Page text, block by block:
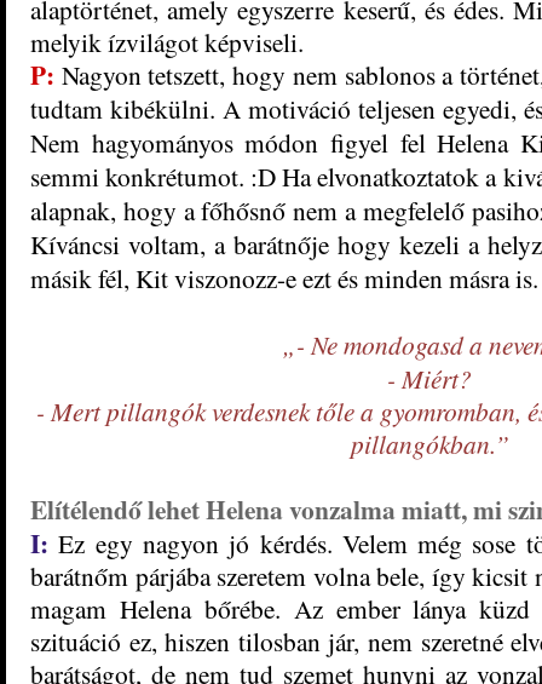
alaptörténet, amely egyszerre keserű, és édes.
melyik ízvilágot képviseli.
P: Nagyon tetszett, hogy nem sablonos a
tudtam kibékülni. A motiváció teljesen egyedi,
Nem hagyományos módon figyel fel Helena
semmi konkrétumot. :D Ha elvonatkoztatok a
alapnak, hogy a főhősnő nem a megfelelő
Kíváncsi voltam, a barátnője hogy kezeli a
másik fél, Kit viszonozz-e ezt és minden másra is.
„- Ne mondogasd a
- Miért?
- Mert pillangók verdesnek tőle a gyomromban,
pillangókban.”
Elítélendő lehet Helena vonzalma miatt, mi
I: Ez egy nagyon jó kérdés. Velem még sose
barátnőm párjába szeretem volna bele, így kicsit
magam Helena bőrébe. Az ember lánya
szituáció ez, hiszen tilosban jár, nem szeretné
barátságot, de nem tud szemet hunyni az